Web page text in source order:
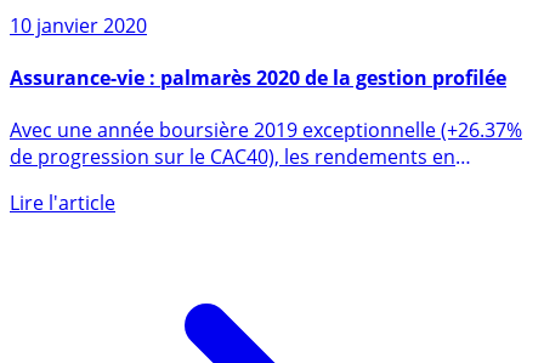
10 janvier 2020
Assurance-vie : palmarès 2020 de la gestion profilée
de progression sur le CAC40), les rendements en